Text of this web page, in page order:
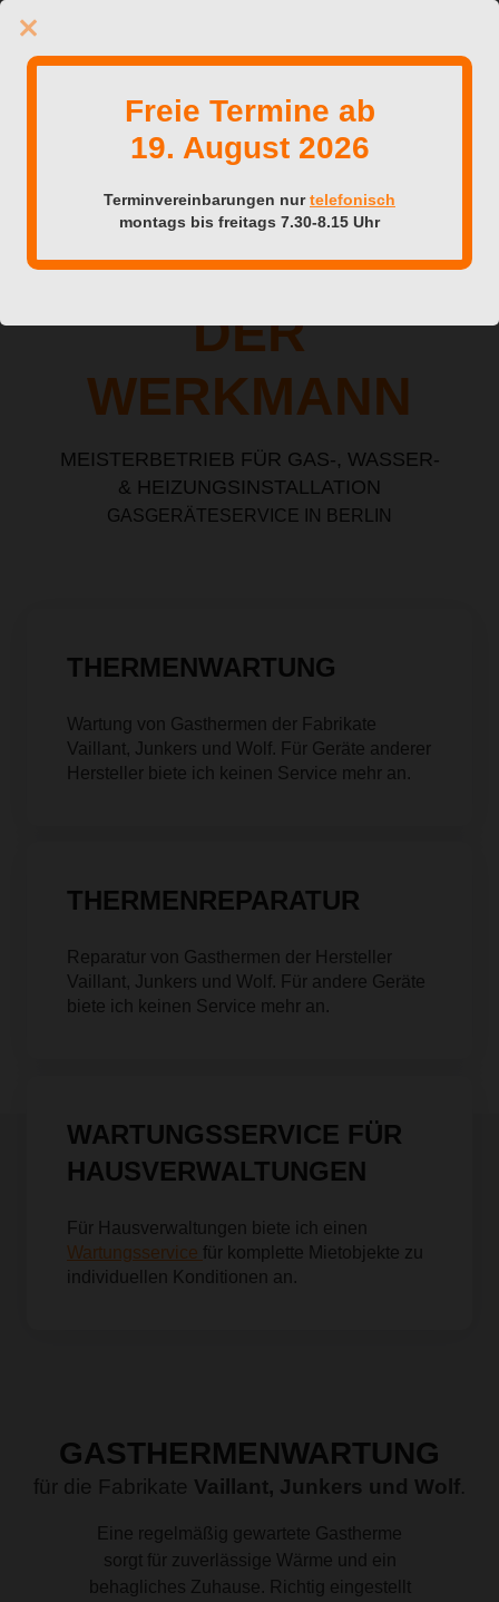
DER
WERKMANN
MEISTERBETRIEB FÜR GAS-, WASSER-
& HEIZUNGSINSTALLATION
GASGERÄTESERVICE IN BERLIN
THERMENWARTUNG
Wartung von Gasthermen der Fabrikate
Vaillant, Junkers und Wolf. Für Geräte anderer
Hersteller biete ich keinen Service mehr an.
THERMENREPARATUR
Reparatur von Gasthermen der Hersteller
Vaillant, Junkers und Wolf. Für andere Geräte
biete ich keinen Service mehr an.
WARTUNGSSERVICE FÜR
HAUSVERWALTUNGEN
Für Hausverwaltungen biete ich einen
Wartungsservice für komplette Mietobjekte zu
individuellen Konditionen an.
GASTHERMENWARTUNG
für die Fabrikate Vaillant, Junkers und Wolf.
Eine regelmäßig gewartete Gastherme
sorgt für zuverlässige Wärme und ein
behagliches Zuhause. Richtig eingestellt
Freie Termine ab
19. August 2026
Terminvereinbarungen nurtelefonisch
montags bis freitags 7.30-8.15 Uhr